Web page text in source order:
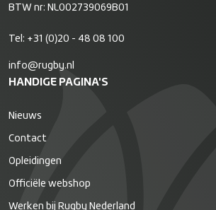
BTW nr: NL002739069B01
Tel: +31 (0)20 - 48 08 100
info@rugby.nl
HANDIGE PAGINA'S
Nieuws
Contact
Opleidingen
Officiële webshop
Werken bij Rugby Nederland